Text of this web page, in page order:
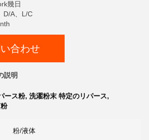
幾日
D/A、L/C
合わせ
説明
ース粉, 洗濯粉末 特定のリパース,
粉/液体